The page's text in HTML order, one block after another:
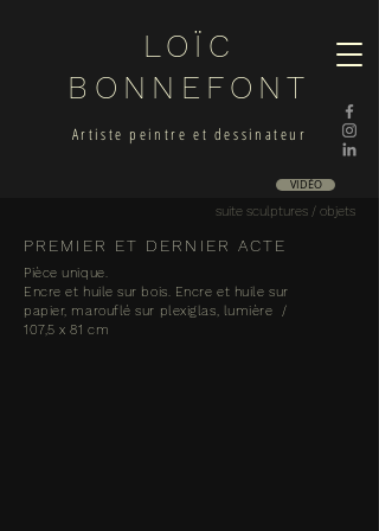
LOÏC
BONNEFONT
Artiste peintre et dessinateur
VIDÉO
suite sculptures / objets
PREMIER ET DERNIER ACTE
Pièce unique.
Encre et huile sur bois. Encre et huile sur
papier, marouflé sur plexiglas, lumière /
107,5 x 81 cm